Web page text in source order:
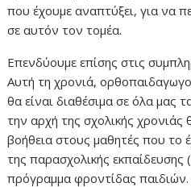
που έχουμε αναπτύξει, για να
σε αυτόν τον τομέα.
Επενδύουμε επίσης στις
Αυτή τη χρονιά,
θα είναι διαθέσιμα σε όλα μας
την αρχή της σχολικής
βοήθεια στους μαθητές που το
της παρασχολικής εκπαίδευσης
πρόγραμμα φροντίδας παιδιών.